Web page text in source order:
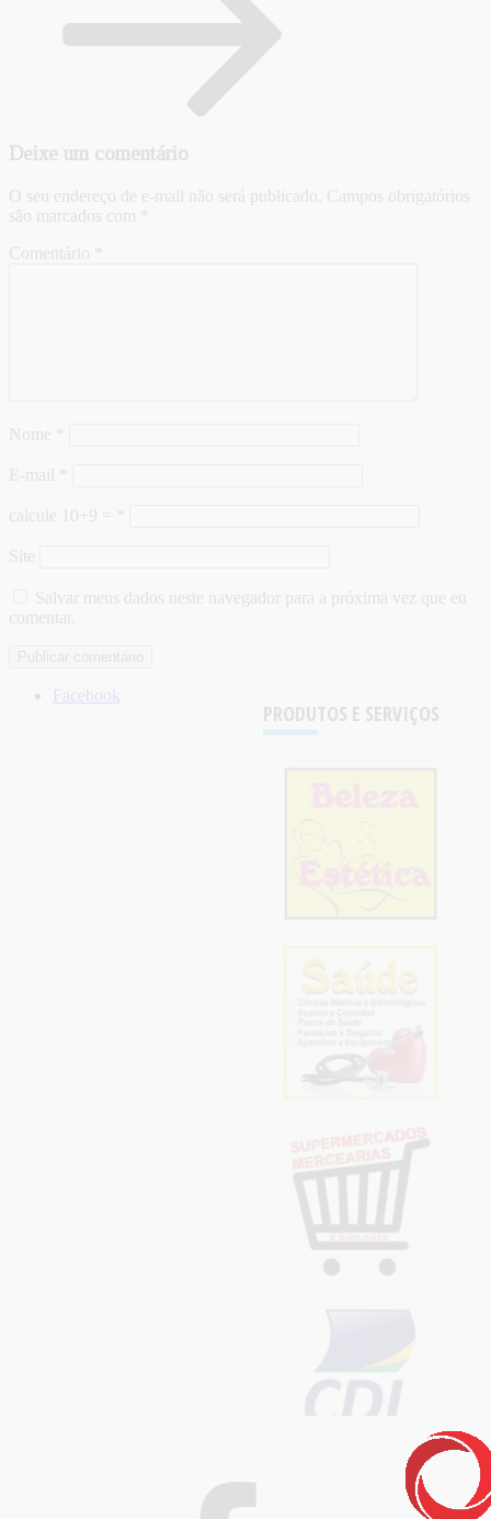
Deixe um comentário
O seu endereço de e-mail não será publicado. Campos obrigatórios
são marcados com
Comentário
Nome
E-mail
calcule 10+9 =
Site
Salvar meus dados neste navegador para a próxima vez que eu
comentar.
PRODUTOS E SERVIÇOS
Facebook